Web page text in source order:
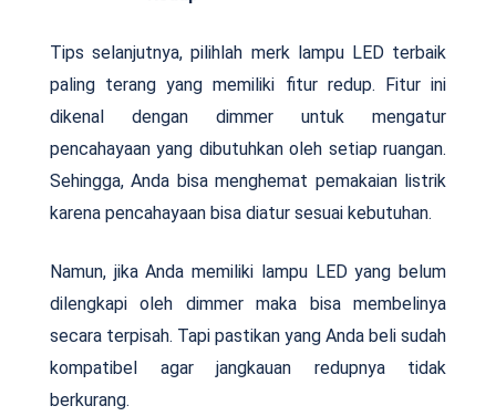
Tips selanjutnya, pilihlah merk lampu LED terbaik
paling terang yang memiliki fitur redup. Fitur ini
dikenal dengan dimmer untuk mengatur
pencahayaan yang dibutuhkan oleh setiap ruangan.
Sehingga, Anda bisa menghemat pemakaian listrik
karena pencahayaan bisa diatur sesuai kebutuhan.
Namun, jika Anda memiliki lampu LED yang belum
dilengkapi oleh dimmer maka bisa membelinya
secara terpisah. Tapi pastikan yang Anda beli sudah
kompatibel agar jangkauan redupnya tidak
berkurang.